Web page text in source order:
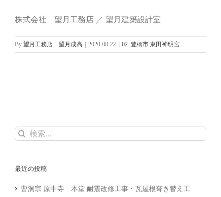
株式会社 望月工務店 ／ 望月建築設計室
By 望月工務店 望月成高 2020-08-22 02_豊橋市 東田神明宮
検
最近の投稿
曹洞宗 原中寺 本堂 耐震改修工事・瓦屋根葺き替え工